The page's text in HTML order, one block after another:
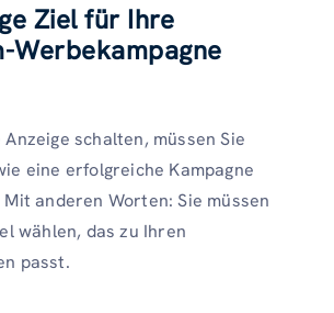
Ziel für Ihre
Werbekampagne
schalten, müssen Sie
eine erfolgreiche Kampagne
anderen Worten: Sie müssen
wählen, das zu Ihren
passt.